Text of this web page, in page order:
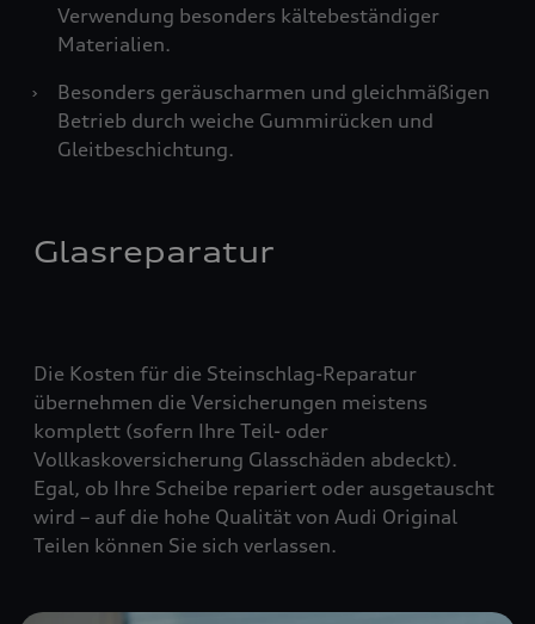
Verwendung besonders kältebeständiger
Materialien.
›
Besonders geräuscharmen und gleichmäßigen
Betrieb durch weiche Gummirücken und
Gleitbeschichtung.
Glasreparatur
Die Kosten für die Steinschlag-Reparatur
übernehmen die Versicherungen meistens
komplett (sofern Ihre Teil- oder
Vollkaskoversicherung Glasschäden abdeckt).
Egal, ob Ihre Scheibe repariert oder ausgetauscht
wird – auf die hohe Qualität von Audi Original
Teilen können Sie sich verlassen.